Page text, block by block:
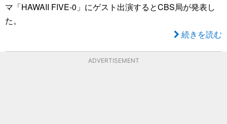
マ「HAWAII FIVE-0」にゲスト出演するとCBS局が発表し
た。
続きを読む
ADVERTISEMENT